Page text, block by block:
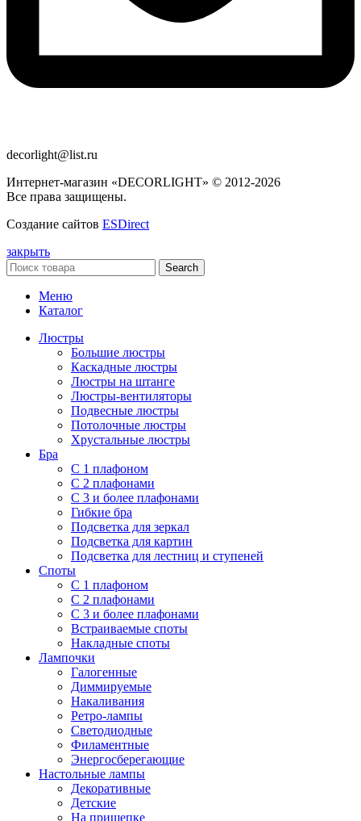
decorlight@list.ru
Интернет-магазин «DECORLIGHT» © 2012-2026
Все права защищены.
Создание сайтов ESDirect
закрыть
Search
Меню
Каталог
Люстры
Большие люстры
Каскадные люстры
Люстры на штанге
Люстры-вентиляторы
Подвесные люстры
Потолочные люстры
Хрустальные люстры
Бра
С 1 плафоном
С 2 плафонами
С 3 и более плафонами
Гибкие бра
Подсветка для зеркал
Подсветка для картин
Подсветка для лестниц и ступеней
Споты
С 1 плафоном
С 2 плафонами
С 3 и более плафонами
Встраиваемые споты
Накладные споты
Лампочки
Галогенные
Диммируемые
Накаливания
Ретро-лампы
Светодиодные
Филаментные
Энергосберегающие
Настольные лампы
Декоративные
Детские
На прищепке